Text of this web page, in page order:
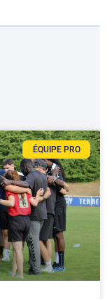
ÉQUIPE PRO